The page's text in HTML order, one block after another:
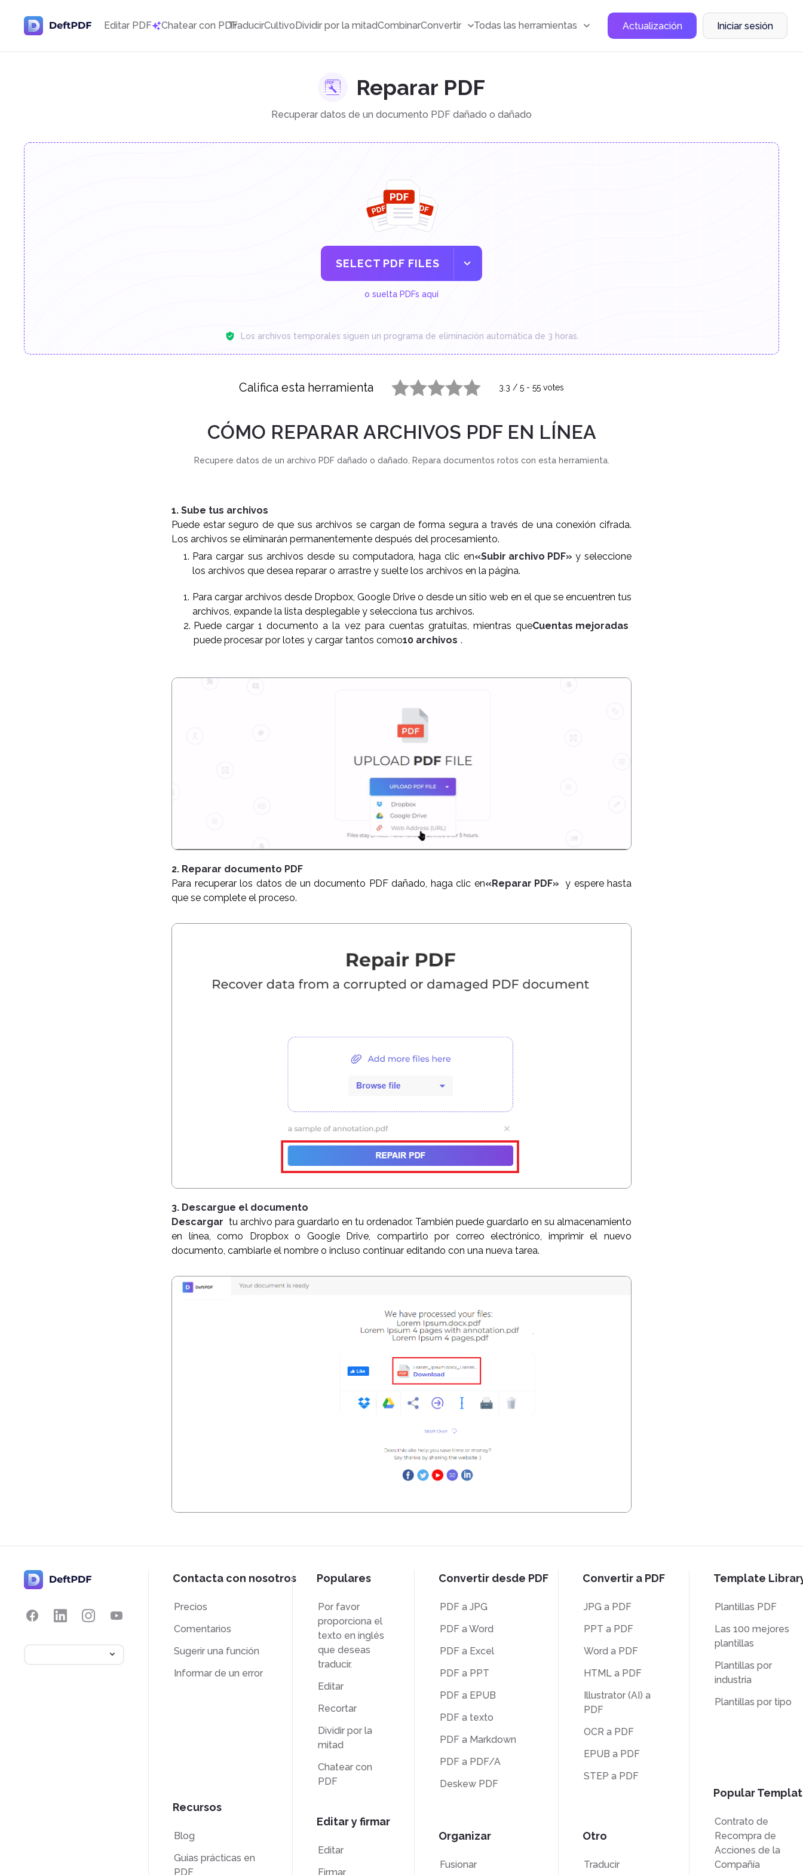
Editar PDF Chatear con PDFTraducirCultivoDividir por la mitadCombinarConvertir Todas las herramientas Actualización Iniciar sesión
Reparar PDF
Recuperar datos de un documento PDF dañado o dañado
SELECT PDF FILES
o suelta PDFs aquí
Los archivos temporales siguen un programa de eliminación automática de 3 horas.
Califica esta herramienta 3.3 / 5 - 55 votes
CÓMO REPARAR ARCHIVOS PDF EN LÍNEA
Recupere datos de un archivo PDF dañado o dañado. Repara documentos rotos con esta herramienta.
1. Sube tus archivos
Puede estar seguro de que sus archivos se cargan de forma segura a través de una conexión cifrada.
Los archivos se eliminarán permanentemente después del procesamiento.
Para cargar sus archivos desde su computadora, haga clic en«Subir archivo PDF» y seleccione
los archivos que desea reparar o arrastre y suelte los archivos en la página.
Para cargar archivos desde Dropbox, Google Drive o desde un sitio web en el que se encuentren tus
archivos, expande la lista desplegable y selecciona tus archivos.
Puede cargar 1 documento a la vez para cuentas gratuitas, mientras queCuentas mejoradas
puede procesar por lotes y cargar tantos como10 archivos .
2. Reparar documento PDF
Para recuperar los datos de un documento PDF dañado, haga clic en«Reparar PDF» y espere hasta
que se complete el proceso.
3. Descargue el documento
Descargar tu archivo para guardarlo en tu ordenador. También puede guardarlo en su almacenamiento
en línea, como Dropbox o Google Drive, compartirlo por correo electrónico, imprimir el nuevo
documento, cambiarle el nombre o incluso continuar editando con una nueva tarea.
Contacta con nosotros
Precios
Comentarios
Sugerir una función
Informar de un error
Recursos
Blog
Guías prácticas en
PDF
Populares
Por favor
proporciona el
texto en inglés
que deseas
traducir.
Editar
Recortar
Dividir por la
mitad
Chatear con
PDF
Editar y firmar
Editar
Firmar
Convertir desde PDF
PDF a JPG
PDF a Word
PDF a Excel
PDF a PPT
PDF a EPUB
PDF a texto
PDF a Markdown
PDF a PDF/A
Deskew PDF
Organizar
Fusionar
Convertir a PDF
JPG a PDF
PPT a PDF
Word a PDF
HTML a PDF
Illustrator (AI) a
PDF
OCR a PDF
EPUB a PDF
STEP a PDF
Otro
Traducir
Template
Plantillas PDF
Las 100 mejores
plantillas
Plantillas por
industria
Plantillas por tipo
Popular
Contrato de
Recompra de
Acciones de la
Compañía